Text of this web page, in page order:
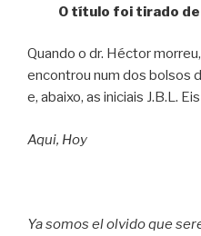
O título foi tirado de
Quando o dr. Héctor
encontrou num dos bolsos
e, abaixo, as iniciais J.B.L.
Aqui, Hoy
Ya somos el olvido que